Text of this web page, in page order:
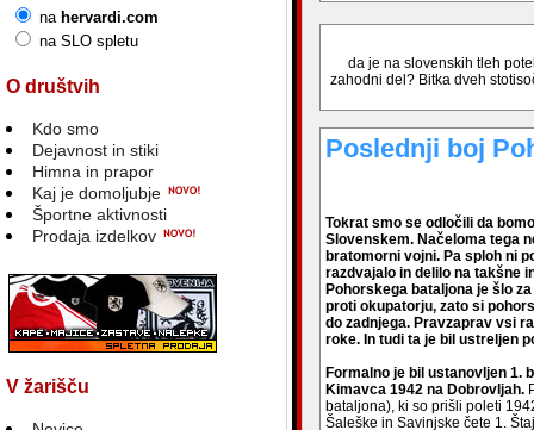
na hervardi.com
na SLO spletu
O društvih
Kdo smo
Dejavnost in stiki
Himna in prapor
Kaj je domoljubje
Športne aktivnosti
Prodaja izdelkov
V žarišču
da je na slovenskih tleh
zahodni del? Bitka dveh
Poslednji boj
Tokrat smo se odločili da
Slovenskem. Načeloma tega
bratomorni vojni. Pa sploh ni
razdvajalo in delilo na takšne
Pohorskega bataljona je šlo
proti okupatorju, zato si
do zadnjega. Pravzaprav vsi
roke. In tudi ta je bil ustreljen
Formalno je bil ustanovljen 1.
Kimavca 1942 na Dobrovljah.
bataljona), ki so prišli poleti
Šaleške in Savinjske čete 1.